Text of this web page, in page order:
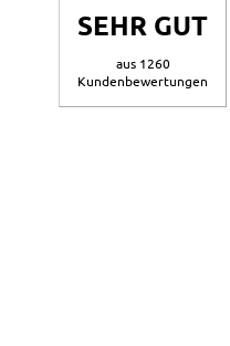
SEHR GUT
aus 1260
Kundenbewertungen